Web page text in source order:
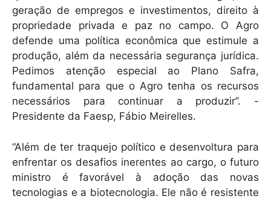
geração de empregos e investimentos, direito à
propriedade privada e paz no campo. O Agro
defende uma política econômica que estimule a
produção, além da necessária segurança jurídica.
Pedimos atenção especial ao Plano Safra,
fundamental para que o Agro tenha os recursos
necessários para continuar a produzir”. -
Presidente da Faesp, Fábio Meirelles.
“Além de ter traquejo político e desenvoltura para
enfrentar os desafios inerentes ao cargo, o futuro
ministro é favorável à adoção das novas
tecnologias e a biotecnologia. Ele não é resistente